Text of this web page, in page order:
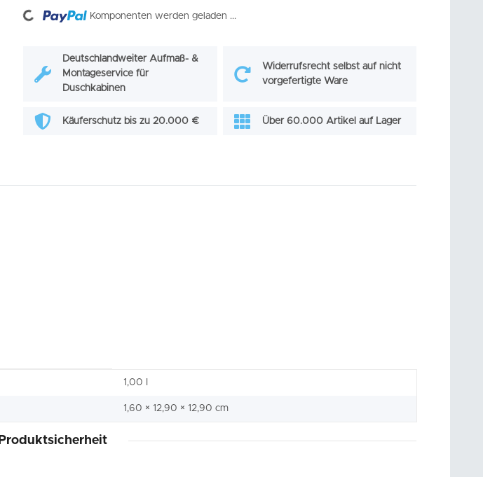
Komponenten werden geladen ...
Deutschlandweiter Aufmaß- &
Montageservice für
Duschkabinen
Widerrufsrecht selbst auf nicht
vorgefertigte Ware
Käuferschutz bis zu 20.000 € Über 60.000 Artikel auf Lager
1,00 I
1,60 × 12,90 × 12,90 cm